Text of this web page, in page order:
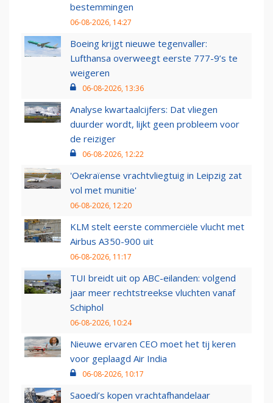
bestemmingen
06-08-2026, 14:27
Boeing krijgt nieuwe tegenvaller:
Lufthansa overweegt eerste 777-9’s te
weigeren
06-08-2026, 13:36
Analyse kwartaalcijfers: Dat vliegen
duurder wordt, lijkt geen probleem voor
de reiziger
06-08-2026, 12:22
'Oekraïense vrachtvliegtuig in Leipzig zat
vol met munitie'
06-08-2026, 12:20
KLM stelt eerste commerciële vlucht met
Airbus A350-900 uit
06-08-2026, 11:17
TUI breidt uit op ABC-eilanden: volgend
jaar meer rechtstreekse vluchten vanaf
Schiphol
06-08-2026, 10:24
Nieuwe ervaren CEO moet het tij keren
voor geplaagd Air India
06-08-2026, 10:17
Saoedi’s kopen vrachtafhandelaar